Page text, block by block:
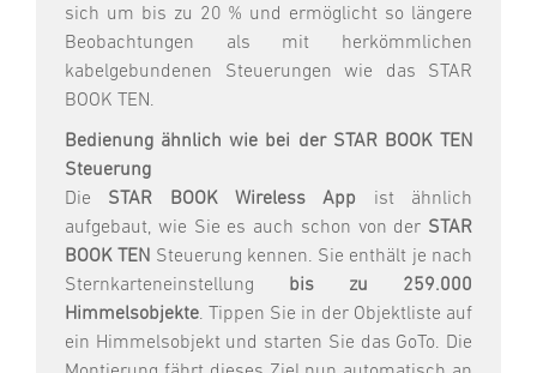
sich um bis zu 20 % und ermöglicht so längere
Beobachtungen als mit herkömmlichen
kabelgebundenen Steuerungen wie das STAR
BOOK TEN.
Bedienung ähnlich wie bei der STAR BOOK TEN
Steuerung
Die STAR BOOK Wireless App ist ähnlich
aufgebaut, wie Sie es auch schon von der STAR
BOOK TEN Steuerung kennen. Sie enthält je nach
Sternkarteneinstellung bis zu 259.000
Himmelsobjekte. Tippen Sie in der Objektliste auf
ein Himmelsobjekt und starten Sie das GoTo. Die